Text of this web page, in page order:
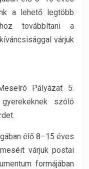
a lehető legtöbb
továbbítani a
várjuk
Pályázat 5.
szóló
élő 8–15 éves
várjuk postai
formájában